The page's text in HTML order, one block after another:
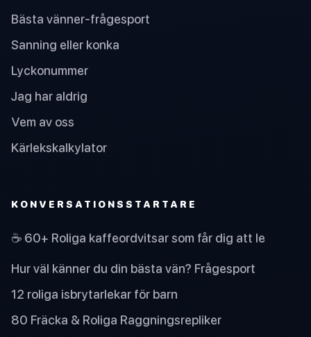
Bästa vänner-frågesport
Sanning eller konka
Lyckonummer
Jag har aldrig
Vem av oss
Kärlekskalkylator
KONVERSATIONSSTARTARE
☕ 60+ Roliga kaffeordvitsar som får dig att le
Hur väl känner du din bästa vän? Frågesport
12 roliga isbrytarlekar för barn
80 Fräcka & Roliga Raggningsrepliker